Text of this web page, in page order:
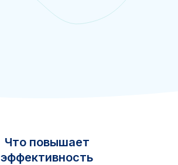
Что повышает
эффективность